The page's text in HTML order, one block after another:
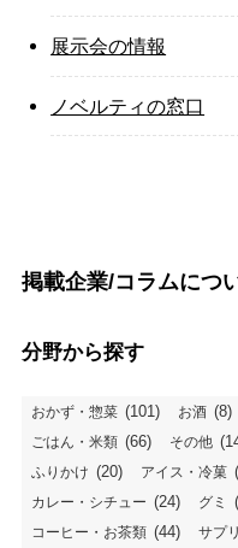
展示会の情報
ノベルティの窓口
掲載企業/コラムにつ
分野から探す
おかず・惣菜 (101) お酒 (8)
ごはん・米類 (66) その他
ふりかけ (20) アイス・冷菓
カレー・シチュー (24) グミ
コーヒー・お茶類 (44) サプ